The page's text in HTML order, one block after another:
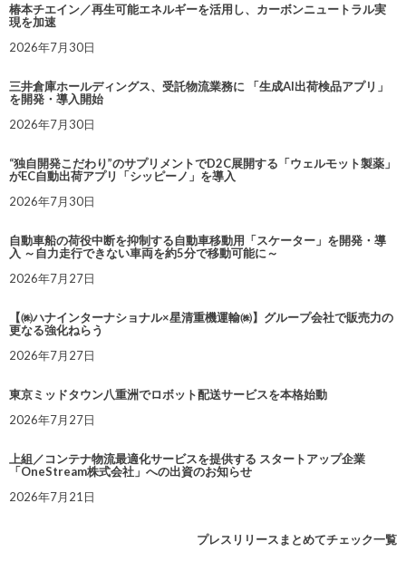
椿本チエイン／再生可能エネルギーを活用し、カーボンニュートラル実
現を加速
2026年7月30日
三井倉庫ホールディングス、受託物流業務に 「生成AI出荷検品アプリ」
を開発・導入開始
2026年7月30日
“独自開発こだわり”のサプリメントでD2C展開する「ウェルモット製薬」
がEC自動出荷アプリ「シッピーノ」を導入
2026年7月30日
自動車船の荷役中断を抑制する自動車移動用「スケーター」を開発・導
入 ～自力走行できない車両を約5分で移動可能に～
2026年7月27日
【㈱ハナインターナショナル×星清重機運輸㈱】グループ会社で販売力の
更なる強化ねらう
2026年7月27日
東京ミッドタウン八重洲でロボット配送サービスを本格始動
2026年7月27日
上組／コンテナ物流最適化サービスを提供する スタートアップ企業
「OneStream株式会社」への出資のお知らせ
2026年7月21日
プレスリリースまとめてチェック一覧